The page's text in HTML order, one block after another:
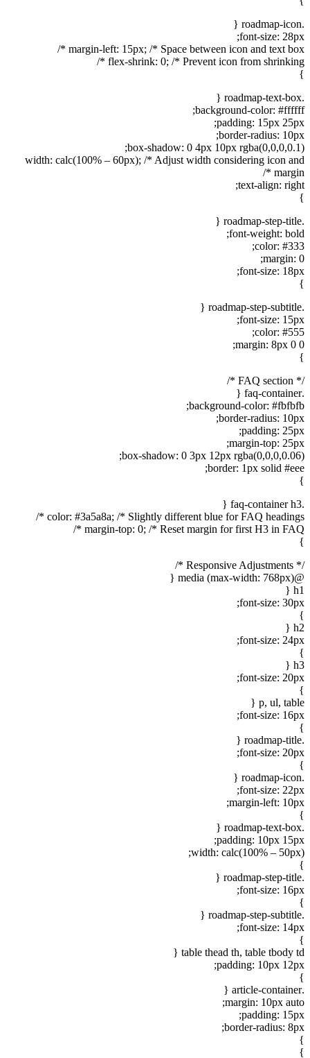
.roadmap-icon {
font-size: 28px;
margin-left: 15px; /* Space between icon and text box */
flex-shrink: 0; /* Prevent icon from shrinking */
}
.roadmap-text-box {
background-color: #ffffff;
padding: 15px 25px;
border-radius: 10px;
box-shadow: 0 4px 10px rgba(0,0,0,0.1);
width: calc(100% – 60px); /* Adjust width considering icon and
margin */
text-align: right;
}
.roadmap-step-title {
font-weight: bold;
color: #333;
margin: 0;
font-size: 18px;
}
.roadmap-step-subtitle {
font-size: 15px;
color: #555;
margin: 8px 0 0;
}
/* FAQ section */
.faq-container {
background-color: #fbfbfb;
border-radius: 10px;
padding: 25px;
margin-top: 25px;
box-shadow: 0 3px 12px rgba(0,0,0,0.06);
border: 1px solid #eee;
}
.faq-container h3 {
color: #3a5a8a; /* Slightly different blue for FAQ headings */
margin-top: 0; /* Reset margin for first H3 in FAQ */
}
/* Responsive Adjustments */
@media (max-width: 768px) {
h1 {
font-size: 30px;
}
h2 {
font-size: 24px;
}
h3 {
font-size: 20px;
}
p, ul, table {
font-size: 16px;
}
.roadmap-title {
font-size: 20px;
}
.roadmap-icon {
font-size: 22px;
margin-left: 10px;
}
.roadmap-text-box {
padding: 10px 15px;
width: calc(100% – 50px);
}
.roadmap-step-title {
font-size: 16px;
}
.roadmap-step-subtitle {
font-size: 14px;
}
table thead th, table tbody td {
padding: 10px 12px;
}
.article-container {
margin: 10px auto;
padding: 15px;
border-radius: 8px;
}
}